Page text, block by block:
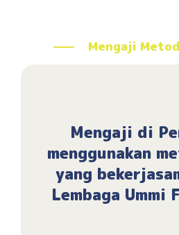
Mengaji
Mengaji di
menggunakan
yang
Lembaga Ummi